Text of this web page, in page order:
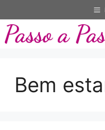
para
conteúdo
Bem